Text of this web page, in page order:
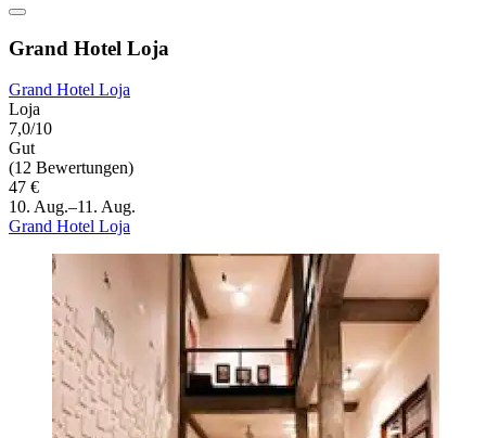
Grand Hotel Loja
Grand Hotel Loja
Loja
7,0/10
Gut
(12 Bewertungen)
47 €
10. Aug.–11. Aug.
Grand Hotel Loja